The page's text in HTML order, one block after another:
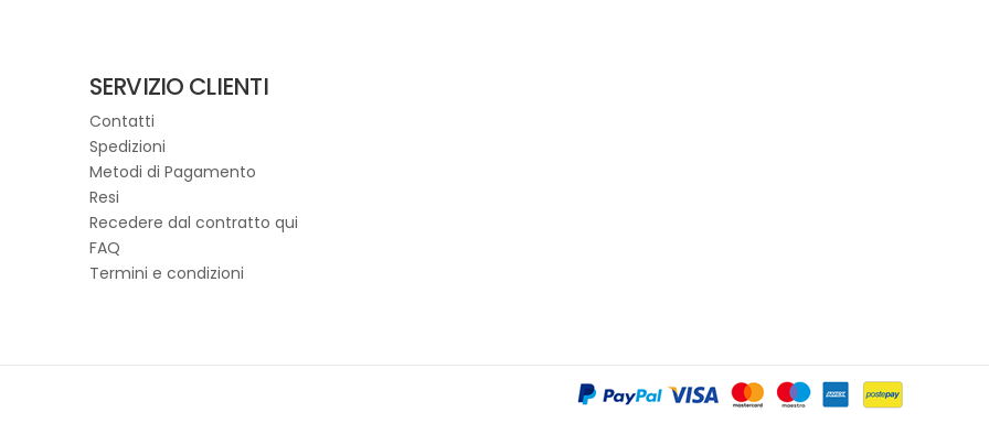
SERVIZIO CLIENTI
Contatti
Spedizioni
Metodi di Pagamento
Resi
Recedere dal contratto qui
FAQ
Termini e condizioni